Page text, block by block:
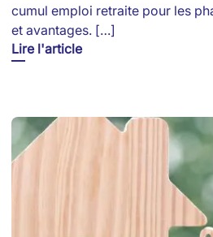
cumul emploi retraite pour les
et avantages. […]
Lire l'article